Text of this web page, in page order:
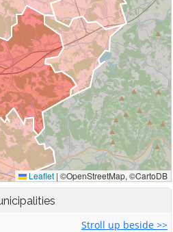
Stroll up beside >>